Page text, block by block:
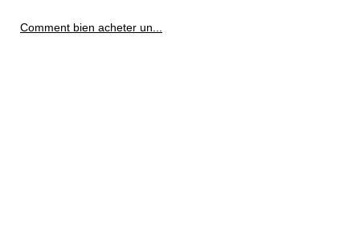
Comment bien acheter un...